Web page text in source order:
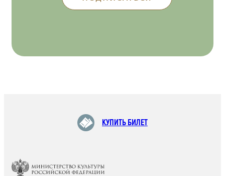
КУПИТЬ БИЛЕТ